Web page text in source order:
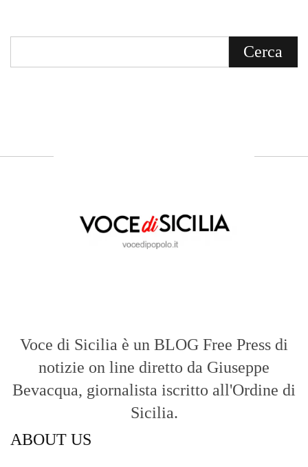
Voce di Sicilia è un BLOG Free Press di
notizie on line diretto da Giuseppe
Bevacqua, giornalista iscritto all'Ordine di
Sicilia.
ABOUT US